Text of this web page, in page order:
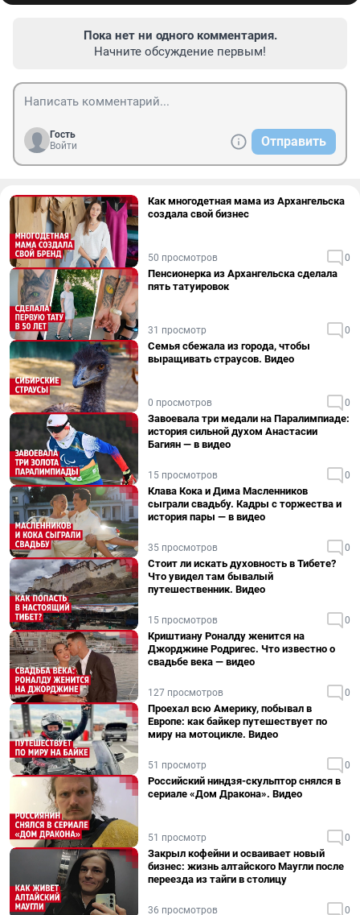
Пока нет ни одного комментария.
Начните обсуждение первым!
Гость
Войти
Отправить
Как многодетная мама из Архангельска
создала свой бизнес
50 просмотров 0
Пенсионерка из Архангельска сделала
пять татуировок
31 просмотр 0
Семья сбежала из города, чтобы
выращивать страусов. Видео
0 просмотров 0
Завоевала три медали на Паралимпиаде:
история сильной духом Анастасии
Багиян — в видео
15 просмотров 0
Клава Кока и Дима Масленников
сыграли свадьбу. Кадры с торжества и
история пары — в видео
35 просмотров 0
Стоит ли искать духовность в Тибете?
Что увидел там бывалый
путешественник. Видео
15 просмотров 0
Криштиану Роналду женится на
Джорджине Родригес. Что известно о
свадьбе века — видео
127 просмотров 0
Проехал всю Америку, побывал в
Европе: как байкер путешествует по
миру на мотоцикле. Видео
51 просмотр 0
Российский ниндзя-скульптор снялся в
сериале «Дом Дракона». Видео
51 просмотр 0
Закрыл кофейни и осваивает новый
бизнес: жизнь алтайского Маугли после
переезда из тайги в столицу
36 просмотров 0